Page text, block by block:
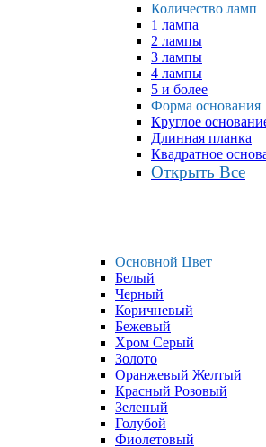
Количество ламп
1 лампа
2 лампы
3 лампы
4 лампы
5 и более
Форма основания
Круглое
Длинная планка
Квадратное
Открыть Все
Основной Цвет
Белый
Черный
Коричневый
Бежевый
Хром Серый
Золото
Оранжевый Желтый
Красный Розовый
Зеленый
Голубой
Фиолетовый